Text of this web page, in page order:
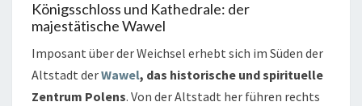
Königsschloss und Kathedrale: der
majestätische Wawel
Imposant über der Weichsel erhebt sich im Süden der
Altstadt derWawel, das historische und spirituelle
Zentrum Polens. Von der Altstadt her führen rechts